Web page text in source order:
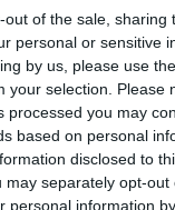
out of the sale, sharing
personal or sensitive
by us, please use
your selection. Please
processed you may
based on personal
disclosed to
may separately opt-
personal information
Dnes
ptactva a
přírody
Malí i velcí mohou
na své zahradě nejvíce